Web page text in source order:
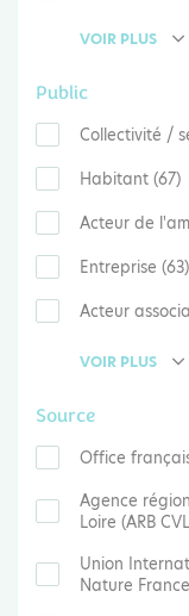
VOIR PLUS
Public
Collectivité /
Habitant (67)
Acteur de
Entreprise (63)
Acteur
VOIR PLUS
Source
Office
Agence
Loire (ARB
Union
Nature